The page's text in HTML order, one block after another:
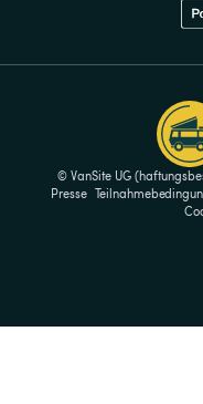
© VanSite UG
Presse